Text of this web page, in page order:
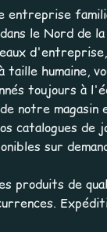
entreprise
le Nord de
taille humaine,
toujours à
notre magasin
catalogues de
sur
produits de